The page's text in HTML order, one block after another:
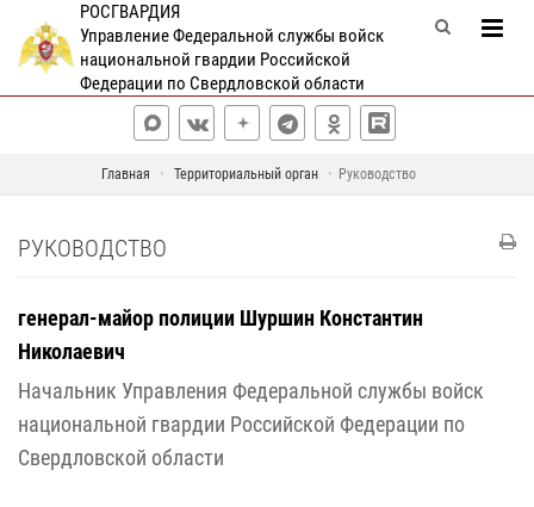
РОСГВАРДИЯ
Управление Федеральной службы войск
национальной гвардии Российской
Федерации по Свердловской области
Главная Территориальный орган Руководство
РУКОВОДСТВО
генерал-майор полиции Шуршин Константин
Николаевич
Начальник Управления Федеральной службы войск
национальной гвардии Российской Федерации по
Свердловской области